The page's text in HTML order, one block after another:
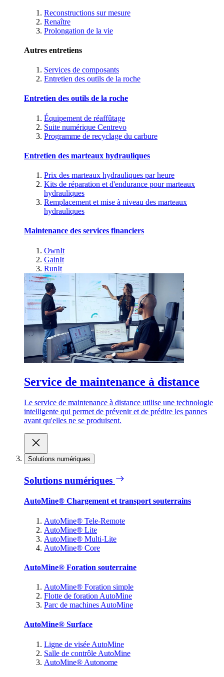
Reconstructions sur mesure
Renaître
Prolongation de la vie
Autres entretiens
Services de composants
Entretien des outils de la roche
Entretien des outils de la roche
Équipement de réaffûtage
Suite numérique Centrevo
Programme de recyclage du carbure
Entretien des marteaux hydrauliques
Prix des marteaux hydrauliques par heure
Kits de réparation et d'endurance pour marteaux
hydrauliques
Remplacement et mise à niveau des marteaux
hydrauliques
Maintenance des services financiers
OwnIt
GainIt
RunIt
Service de maintenance à distance
Le service de maintenance à distance utilise une technologie
intelligente qui permet de prévenir et de prédire les pannes
avant qu'elles ne se produisent.
Solutions numériques
Solutions numériques
AutoMine® Chargement et transport souterrains
AutoMine® Tele-Remote
AutoMine® Lite
AutoMine® Multi-Lite
AutoMine® Core
AutoMine® Foration souterraine
AutoMine® Foration simple
Flotte de foration AutoMine
Parc de machines AutoMine
AutoMine® Surface
Ligne de visée AutoMine
Salle de contrôle AutoMine
AutoMine® Autonome